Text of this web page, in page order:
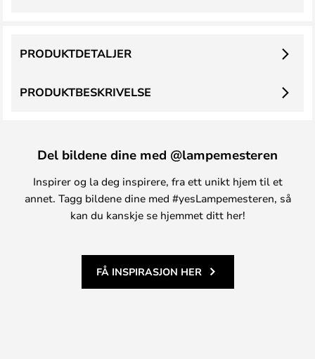
PRODUKTBESKRIVELSE
PRODUKTDETALJER
Del bildene dine med @lampemesteren
Inspirer og la deg inspirere, fra ett unikt hjem til et
annet. Tagg bildene dine med #yesLampemesteren, så
kan du kanskje se hjemmet ditt her!
FÅ INSPIRASJON HER